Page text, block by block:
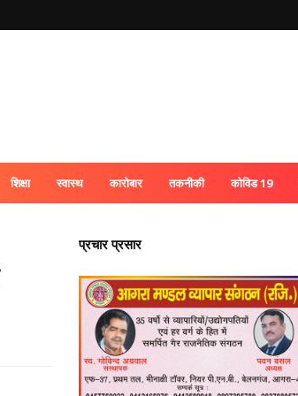
शिक्षा स्वास्थ कारोबार तकनीकी कोविड 19
प्रचार प्रसार